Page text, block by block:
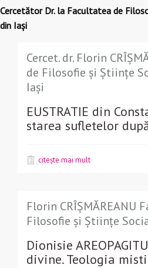
Cercetător Dr. la Facultatea de
din Iași
Cercet. dr. Florin
de Filosofie și Științe
Iași
EUSTRATIE din
starea sufletelor
citește mai mult
Florin CRÎȘMĂREANU
Filosofie și Științe
Dionisie
divine. Teologia